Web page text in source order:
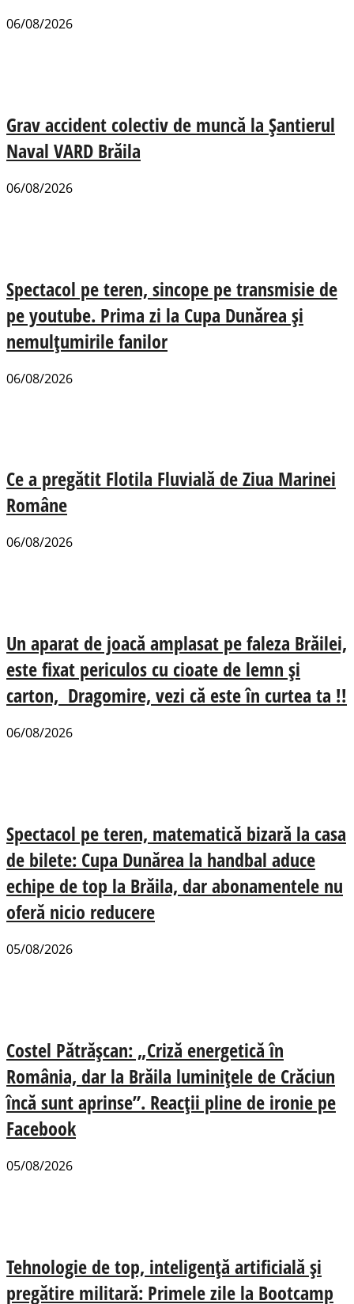
06/08/2026
Grav accident colectiv de muncă la Șantierul
Naval VARD Brăila
06/08/2026
Spectacol pe teren, sincope pe transmisie de
pe youtube. Prima zi la Cupa Dunărea și
nemulțumirile fanilor
06/08/2026
Ce a pregătit Flotila Fluvială de Ziua Marinei
Române
06/08/2026
Un aparat de joacă amplasat pe faleza Brăilei,
este fixat periculos cu cioate de lemn și
carton, Dragomire, vezi că este în curtea ta !!
06/08/2026
Spectacol pe teren, matematică bizară la casa
de bilete: Cupa Dunărea la handbal aduce
echipe de top la Brăila, dar abonamentele nu
oferă nicio reducere
05/08/2026
Costel Pătrășcan: „Criză energetică în
România, dar la Brăila luminițele de Crăciun
încă sunt aprinse”. Reacții pline de ironie pe
Facebook
05/08/2026
Tehnologie de top, inteligență artificială și
pregătire militară: Primele zile la Bootcamp